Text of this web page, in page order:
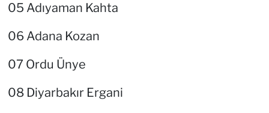
05 Adıyaman Kahta
06 Adana Kozan
07 Ordu Ünye
08 Diyarbakır Ergani